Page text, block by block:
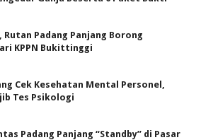
Rutan Padang Panjang Borong
KPPN Bukittinggi
Cek Kesehatan Mental Personel,
Tes Psikologi
Padang Panjang “Standby” di Pasar